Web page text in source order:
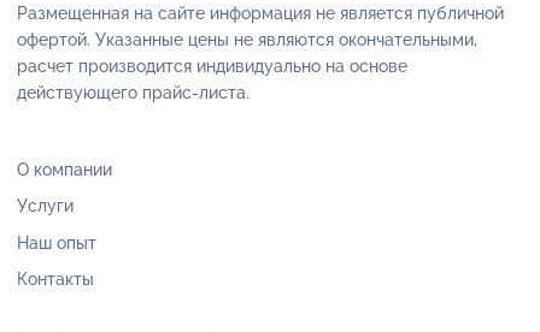
Размещенная на сайте информация не является публичной
офертой. Указанные цены не являются окончательными,
расчет производится индивидуально на основе
действующего прайс-листа.
О компании
Услуги
Наш опыт
Контакты